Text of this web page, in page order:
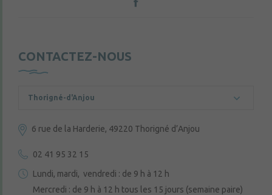
CONTACTEZ-NOUS
Thorigné-d'Anjou
6 rue de la Harderie, 49220 Thorigné d’Anjou
02 41 95 32 15
Lundi, mardi, vendredi : de 9 h à 12 h
Mercredi : de 9 h à 12 h tous les 15 jours (semaine paire)